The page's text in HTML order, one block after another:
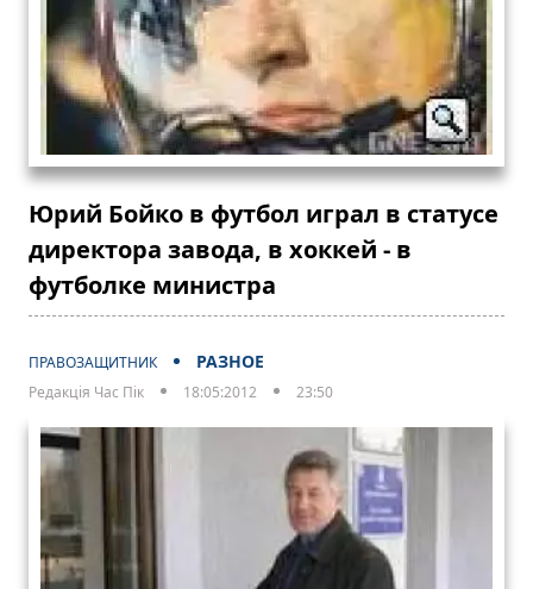
Юрий Бойко в футбол играл в статусе
директора завода, в хоккей - в
футболке министра
ПРАВОЗАЩИТНИК РАЗНОЕ
Редакція Час Пік 18:05:2012 23:50